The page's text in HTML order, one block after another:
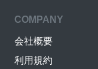
COMPANY
会社概要
利用規約